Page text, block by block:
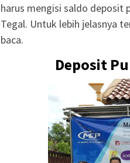
harus mengisi saldo deposit
Tegal. Untuk lebih jelasnya
baca.
Deposit